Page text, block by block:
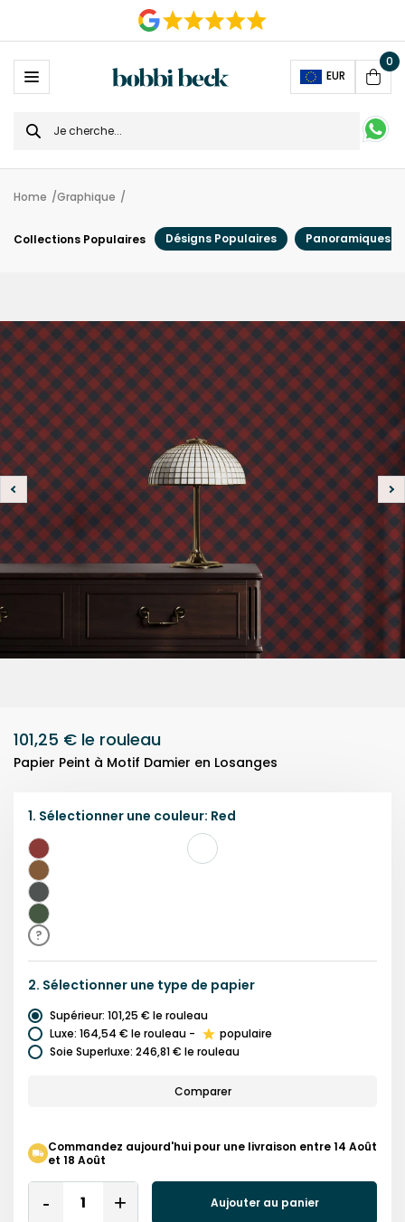
EUR
Cart
0
Search
for
Home Graphique
Collections Populaires Désigns Populaires Panoramiques
101,25 € le rouleau
Papier Peint à Motif Damier en Losanges
1. Sélectionner une couleur: Red
Rouge
Brun
Gris
Vert
?
2. Sélectionner une type de papier
Supérieur: 101,25 € le rouleau
Luxe: 164,54 € le rouleau -
populaire
Soie Superluxe: 246,81 € le rouleau
Comparer
Commandez aujourd'hui pour une livraison entre 14 Août
et 18 Août
Quantity
Remove
Add
Aujouter au panier